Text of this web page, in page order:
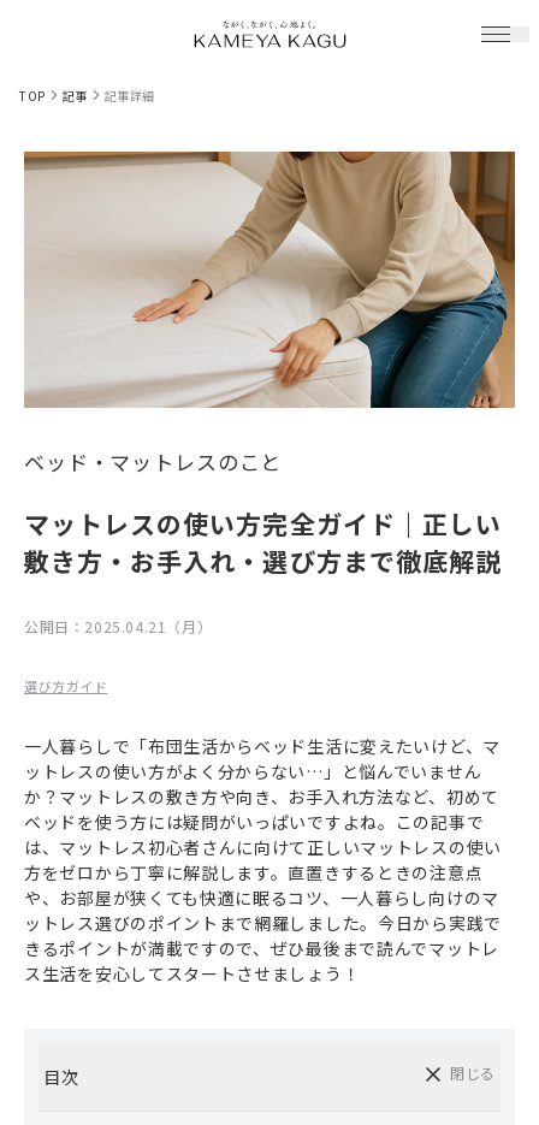
TOP 記事 記事詳細
ベッド・マットレスのこと
マットレスの使い方完全ガイド｜正しい
敷き方・お手入れ・選び方まで徹底解説
公開日： 2025.04.21（月）
選び方ガイド
一人暮らしで「布団生活からベッド生活に変えたいけど、マ
ットレスの使い方がよく分からない…」と悩んでいません
か？マットレスの敷き方や向き、お手入れ方法など、初めて
ベッドを使う方には疑問がいっぱいですよね。この記事で
は、マットレス初心者さんに向けて正しいマットレスの使い
方をゼロから丁寧に解説します。直置きするときの注意点
や、お部屋が狭くても快適に眠るコツ、一人暮らし向けのマ
ットレス選びのポイントまで網羅しました。今日から実践で
きるポイントが満載ですので、ぜひ最後まで読んでマットレ
ス生活を安心してスタートさせましょう！
目次 閉じる